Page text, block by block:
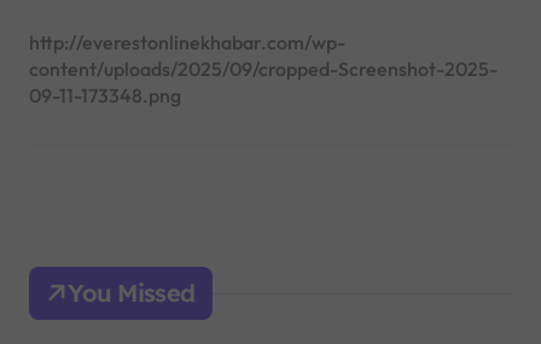
http://everestonlinekhabar.com/wp-
content/uploads/2025/09/cropped-Screenshot-2025-
09-11-173348.png
You Missed